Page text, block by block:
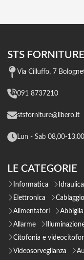
STS FORNITURE
Via Cilluffo, 7
091 8737210
stsforniture@libero.it
Lun - Sab 08,00-
LE CATEGORIE
Informatica Idraulica
Elettronica
Cablaggio
Alimentatori
Allarme
Citofonia e
Videosorveglianza